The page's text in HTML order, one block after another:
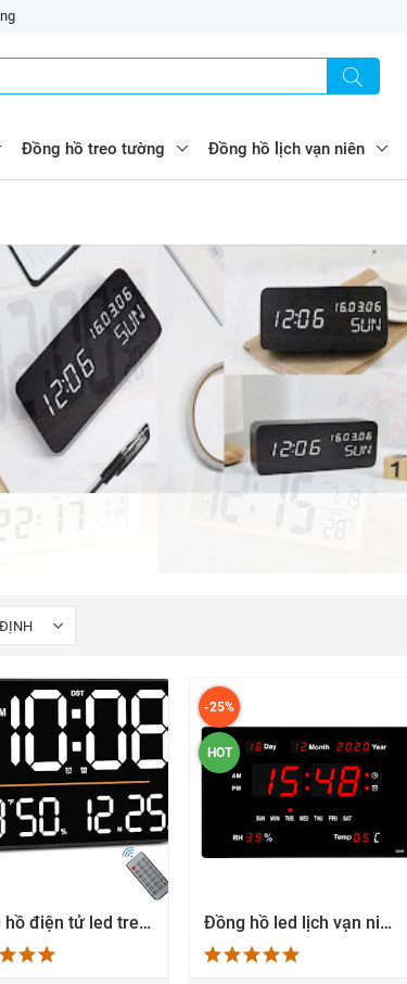
Đồng hồ treo tường Đồng hồ lịch vạn niên
XEM NHANH Đồng hồ điện tử led treo tường thông minh 15 INCH đo nhiệt độ, báo thức và hiển thị ngày tháng - DS6636
-25%
HOT
XEM NHANH Đồng hồ led lịch vạn niên treo tường - Nhiệt độ - Độ ẩm